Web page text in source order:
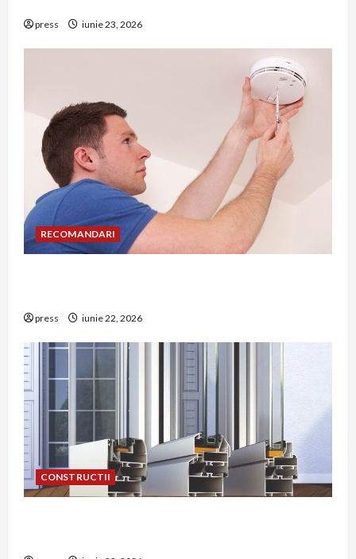
press iunie 23, 2026
RECOMANDARI
press iunie 22, 2026
CONSTRUCTII